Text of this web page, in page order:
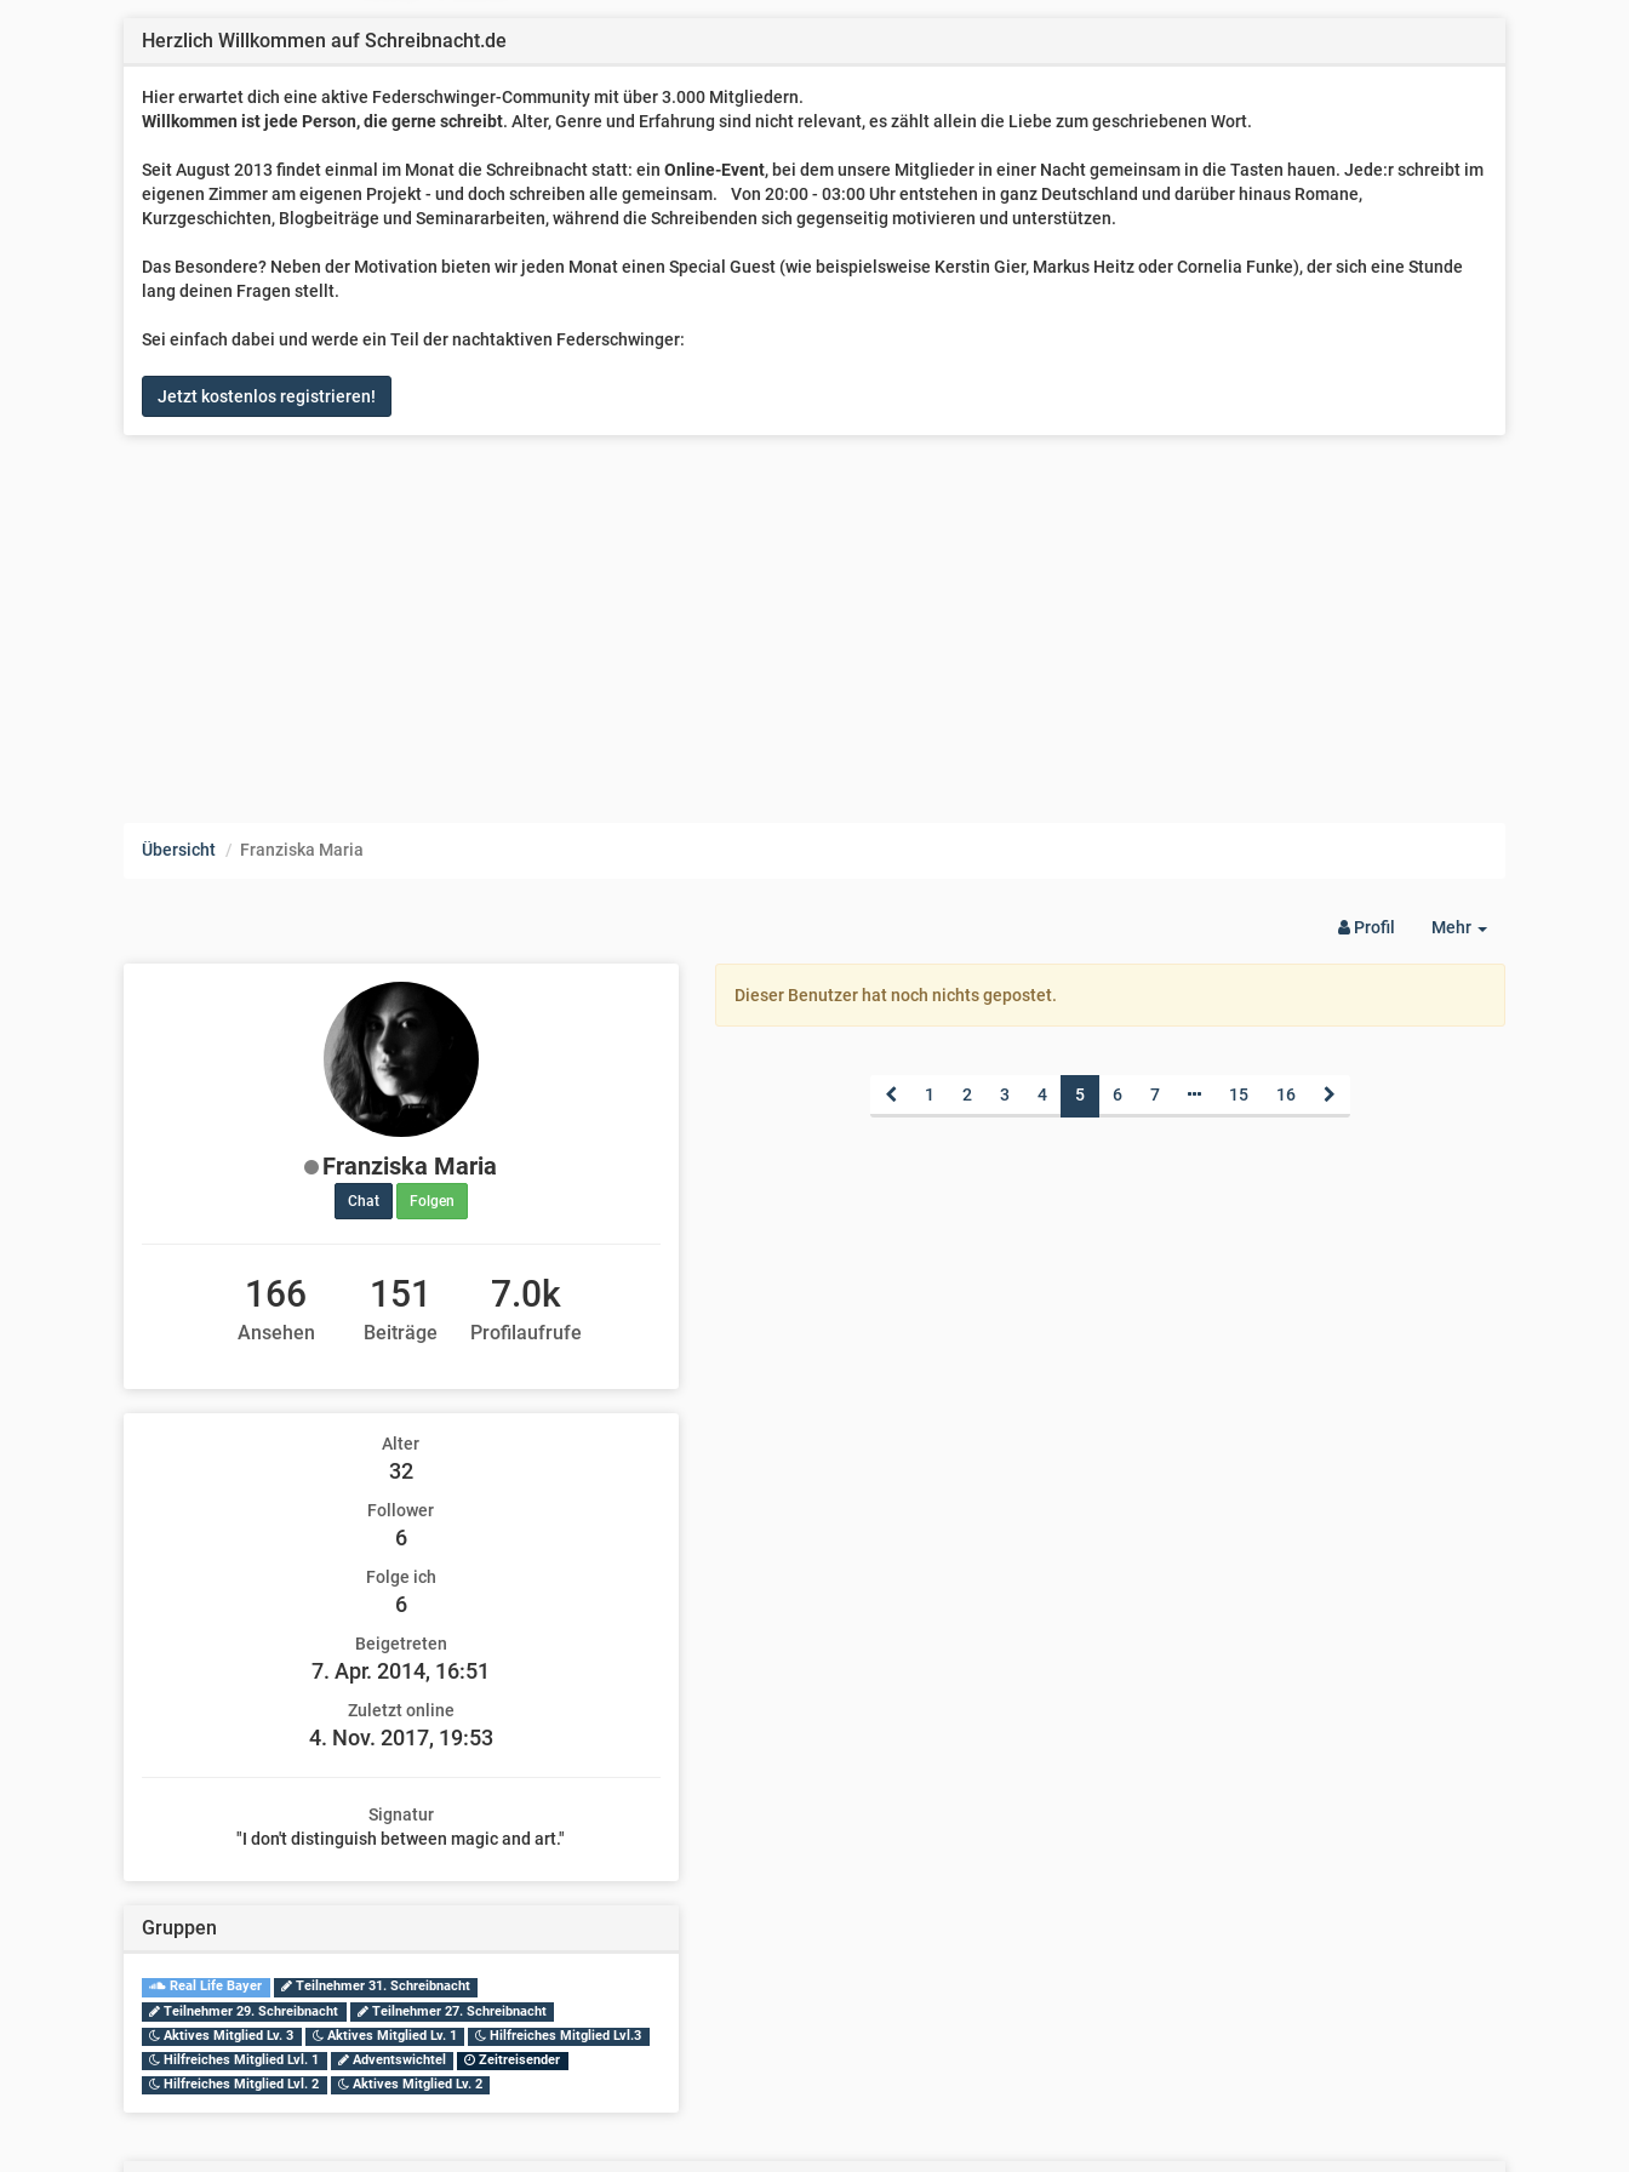
Herzlich Willkommen auf Schreibnacht.de
Hier erwartet dich eine aktive Federschwinger-Community mit über 3.000 Mitgliedern.
Willkommen ist jede Person, die gerne schreibt. Alter, Genre und Erfahrung sind nicht relevant, es zählt allein die Liebe zum geschriebenen Wort.
Seit August 2013 findet einmal im Monat die Schreibnacht statt: ein Online-Event, bei dem unsere Mitglieder in einer Nacht gemeinsam in die Tasten hauen. Jede:r schreibt im
eigenen Zimmer am eigenen Projekt - und doch schreiben alle gemeinsam. Von 20:00 - 03:00 Uhr entstehen in ganz Deutschland und darüber hinaus Romane,
Kurzgeschichten, Blogbeiträge und Seminararbeiten, während die Schreibenden sich gegenseitig motivieren und unterstützen.
Das Besondere? Neben der Motivation bieten wir jeden Monat einen Special Guest (wie beispielsweise Kerstin Gier, Markus Heitz oder Cornelia Funke), der sich eine Stunde
lang deinen Fragen stellt.
Sei einfach dabei und werde ein Teil der nachtaktiven Federschwinger:
Jetzt kostenlos registrieren!
Übersicht Franziska Maria
Mehr
Toggle
Profil
Franziska Maria
Chat Folgen
166
Ansehen
151
Beiträge
7.0k
Profilaufrufe
Alter
32
Follower
6
Folge ich
6
Beigetreten
7. Apr. 2014, 16:51
Zuletzt online
4. Nov. 2017, 19:53
Signatur
"I don't distinguish between magic and art."
Gruppen
Real Life Bayer
Teilnehmer 31. Schreibnacht
Teilnehmer 29. Schreibnacht
Teilnehmer 27. Schreibnacht
Aktives Mitglied Lv. 3
Aktives Mitglied Lv. 1
Hilfreiches Mitglied Lvl.3
Hilfreiches Mitglied Lvl. 1
Adventswichtel
Zeitreisender
Hilfreiches Mitglied Lvl. 2
Aktives Mitglied Lv. 2
Dieser Benutzer hat noch nichts gepostet.
1 2 3 4 5 6 7 15 16